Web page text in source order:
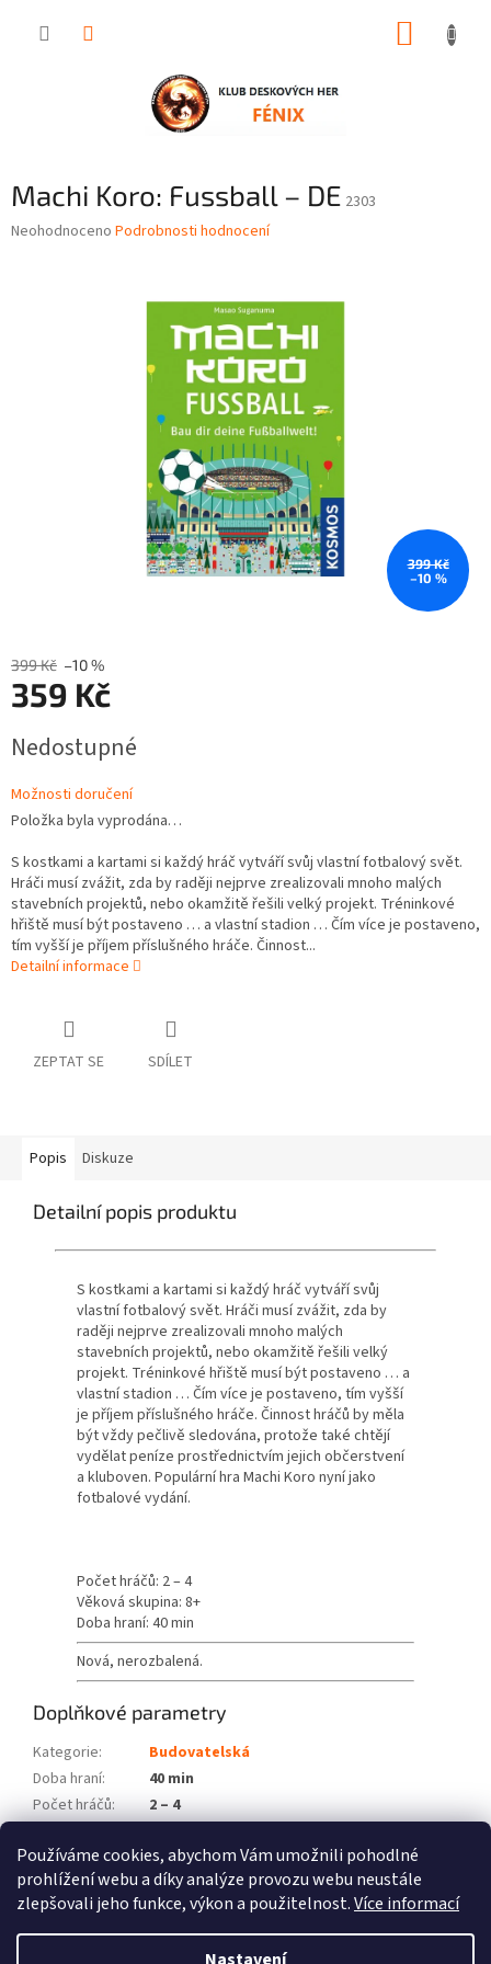
Používáme cookies, abychom Vám umožnili pohodlné
prohlížení webu a díky analýze provozu webu neustále
zlepšovali jeho funkce, výkon a použitelnost.Více informací
Machi Koro: Fussball – DE 2303
Průměrné
Neohodnoceno Podrobnosti hodnocení
399 Kč
–10 %
399 Kč –10 %
359 Kč
cena:
Nedostupné
Možnosti doručení
Položka byla vyprodána…
S kostkami a kartami si každý hráč vytváří svůj vlastní fotbalový svět.
Hráči musí zvážit, zda by raději nejprve zrealizovali mnoho malých
stavebních projektů, nebo okamžitě řešili velký projekt. Tréninkové
hřiště musí být postaveno … a vlastní stadion … Čím více je postaveno,
tím vyšší je příjem příslušného hráče. Činnost...
Detailní informace
ZEPTAT SE SDÍLET
Popis Diskuze
Detailní popis produktu
S kostkami a kartami si každý hráč vytváří svůj
vlastní fotbalový svět. Hráči musí zvážit, zda by
raději nejprve zrealizovali mnoho malých
stavebních projektů, nebo okamžitě řešili velký
projekt. Tréninkové hřiště musí být postaveno … a
vlastní stadion … Čím více je postaveno, tím vyšší
je příjem příslušného hráče. Činnost hráčů by měla
být vždy pečlivě sledována, protože také chtějí
vydělat peníze prostřednictvím jejich občerstvení
a kluboven. Populární hra Machi Koro nyní jako
fotbalové vydání.
Počet hráčů: 2 – 4
Věková skupina: 8+
Doba hraní: 40 min
Nová, nerozbalená.
Doplňkové parametry
Kategorie:
Budovatelská
Doba hraní:
40 min
Počet hráčů:
2 – 4
Položka byla vyprodána…